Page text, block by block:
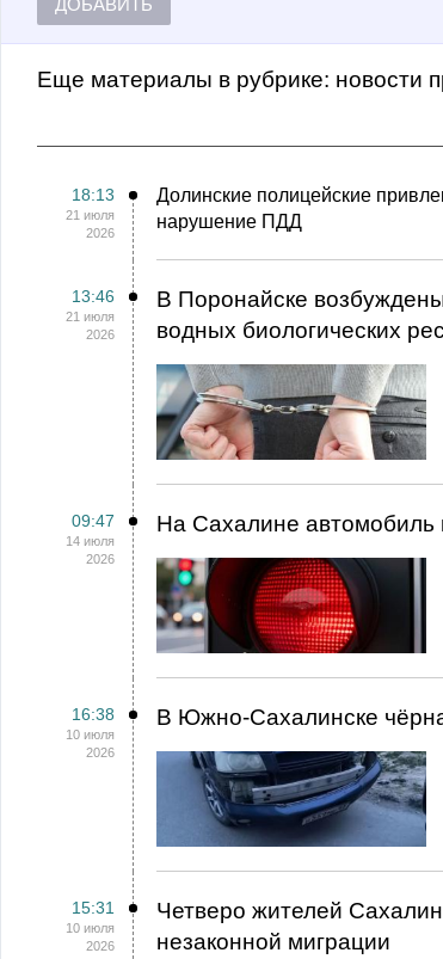
ДОБАВИТЬ
Еще материалы в рубрике: Новости
18:13
21 июля
2026
Долинские полицейские
нарушение ПДД
13:46
21 июля
2026
В Поронайске
водных биологических
09:47
14 июля
2026
На Сахалине автомобиль
16:38
10 июля
2026
В Южно-Сахалинске
15:31
10 июля
2026
Четверо жителей
незаконной миграции